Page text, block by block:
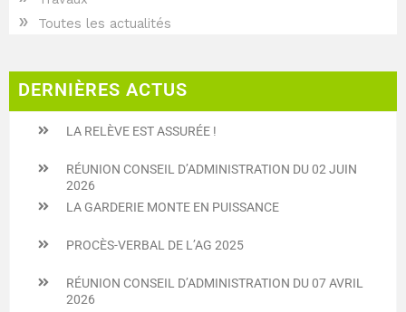
» Toutes les actualités
DERNIÈRES ACTUS
LA RELÈVE EST ASSURÉE !
RÉUNION CONSEIL D’ADMINISTRATION DU 02 JUIN
2026
LA GARDERIE MONTE EN PUISSANCE
PROCÈS-VERBAL DE L’AG 2025
RÉUNION CONSEIL D’ADMINISTRATION DU 07 AVRIL
2026